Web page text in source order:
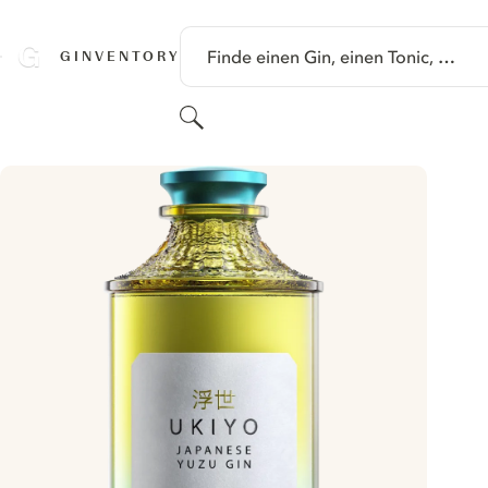
GINVENTORY Finde einen Gin, einen Tonic, …
Suchen